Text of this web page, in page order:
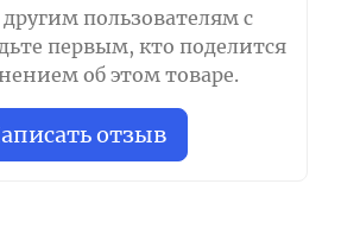
пользователям с
первым, кто поделится
об этом товаре.
отзыв